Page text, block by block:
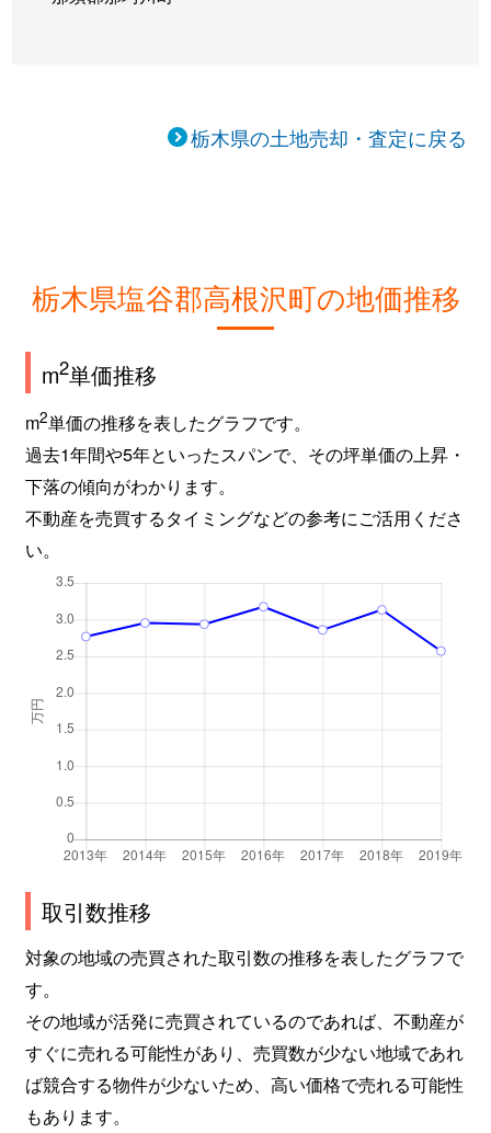
栃木県の土地売却・査定に戻る
栃木県塩谷郡高根沢町の地価推移
m2単価推移
m2単価の推移を表したグラフです。
過去1年間や5年といったスパンで、その坪単価の上昇・
下落の傾向がわかります。
不動産を売買するタイミングなどの参考にご活用くださ
い。
取引数推移
対象の地域の売買された取引数の推移を表したグラフで
す。
その地域が活発に売買されているのであれば、不動産が
すぐに売れる可能性があり、売買数が少ない地域であれ
ば競合する物件が少ないため、高い価格で売れる可能性
もあります。